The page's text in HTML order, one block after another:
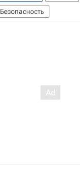
Безопасность